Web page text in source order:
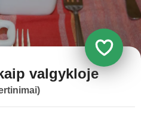
valgykloje